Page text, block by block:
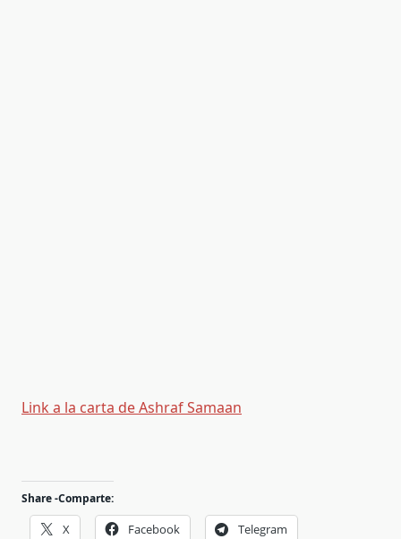
Link a la carta de Ashraf Samaan
Share -Comparte:
X Facebook Telegram